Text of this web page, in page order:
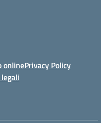
onlinePrivacy Policy